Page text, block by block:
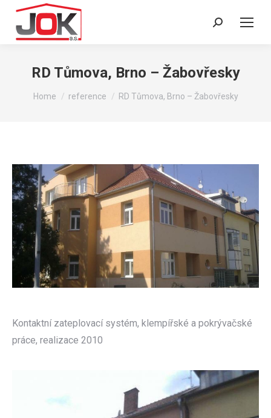
Search:
RD Tůmova, Brno – Žabovřesky
You are here:
Home reference RD Tůmova, Brno – Žabovřesky
Kontaktní zateplovací systém, klempířské a pokrývačské
práce, realizace 2010